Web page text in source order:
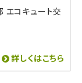
コキュート交
詳しくはこちら